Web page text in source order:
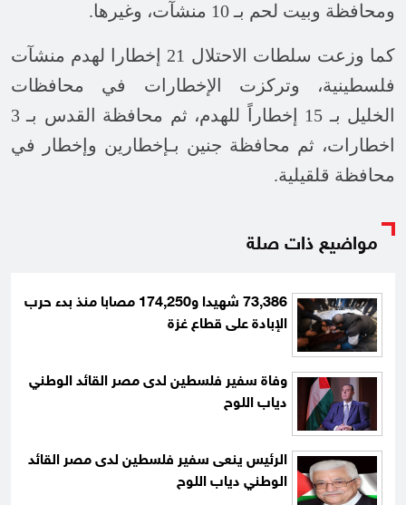
ومحافظة وبيت لحم بـ 10 منشآت، وغيرها.
كما وزعت سلطات الاحتلال 21 إخطارا لهدم منشآت
فلسطينية، وتركزت الإخطارات في محافظات
الخليل بـ 15 إخطاراً للهدم، ثم محافظة القدس بـ 3
اخطارات، ثم محافظة جنين بـإخطارين وإخطار في
محافظة قلقيلية.
مواضيع ذات صلة
73,386 شهيدا و174,250 مصابا منذ بدء حرب
الإبادة على قطاع غزة
وفاة سفير فلسطين لدى مصر القائد الوطني
دياب اللوح
الرئيس ينعى سفير فلسطين لدى مصر القائد
الوطني دياب اللوح